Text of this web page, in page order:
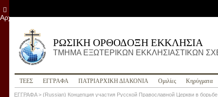
ΡΩΣΙΚΗ ΟΡΘΟΔΟΞΗ ΕΚΚΛΗΣΙΑ
ΤΜΗΜΑ ΕΞΩΤΕΡΙΚΩΝ ΕΚΚΛΗΣΙΑΣΤΙΚΩΝ
ΤΕΕΣ ΕΓΓΡΑΦΑ ПΑΤΡΙΑΡΧΙΚΗ ΔΙΑΚΟΝΙΑ Ομιλίες Κηρύγματα
ΕΓΓΡΑΦΑ> (Russian) Концепция участия Русской Православной Церкви в
Αρχείο